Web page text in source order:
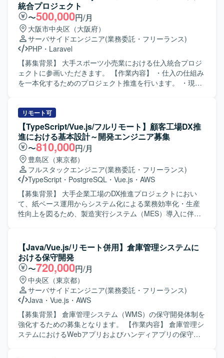
や依頼内容をプロンプトへ構造化し実装へつなげるほか、
アジャイル開発体制の中で継続的なサービス改善、仕様整
理や技術的な提案、AI生成物のレビューおよび品質担保も
行っていただきます。 【求める人物像】 AI支援ツールを積
極的に活用しながら、自ら学習・改善していける方を求め
ています。アジャイルな開発スタイルに柔軟に対応でき、
関係者と円滑にコミュニケーションを取りながら主体的に
提案・推進いただける方が望ましいです。 【ポジションの
魅力】 AI駆動開発を前提とした環境で、最新のAI支援ツー
サービス改善の効果を実感しやすく、アジャイル開発の経
験をさらに深めることができます。 【開発環境】 Vue.js /
AWS / GitHub Copilot / Scrum（アジャイル）
統合プロジェクト
〜500,000円/月
大阪市中央区（大阪府）
サーバサイドエンジニア(業務委託・フリーランス)
PHP ・ Laravel
【募集背景】 大手スポーツ小売業における仕入統合プロジ
ェクトに参画いただきます。 【作業内容】 ・仕入の仕組み
を一本化するためのプロジェクト推進を行います。 ・現行
保を行います。 ・仕入データの統合作業を実施します。
【求める人物像】 ・基幹システムや周辺サブシステムの構
造理解に主体的に取り組める方を求めています。 ・データ
整合性に留意しながら粘り強く業務を遂行できる方を求め
ています。 【ポジションの魅力】 ・大規模小売業の仕入業
務全体を俯瞰しながら統合プロジェクトに携わることがで
きます。 ・複数システム間のデータ連携・統合の経験を積
むことができます。 【開発環境】 ・PHP（Laravel） ・
Vue.js
リモート可
【TypeScript/Vue.js/フルリモート】顧客工場DX推
進における基本設計～開発エンジニア募集
〜810,000円/月
豊島区（東京都）
フルスタックエンジニア(業務委託・フリーランス)
TypeScript ・ PostgreSQL ・ Vue.js ・ AWS
【募集背景】 大手企業工場のDX推進プロジェクトにおい
て、紙ベース運用からシステム化による業務効率化・生産
性向上を図るため、製造実行システム（MES）導入に伴う
だきます。製造実行システム（MES）導入フェーズにおけ
る基本設計からテストまでの工程を担当し、必要に応じて
顧客との打合せにも参加いただきます。既に参画している
PM/PLおよびBPメンバーと連携しながら、現場帳票の業務
を理解したうえでシステム要件への落とし込みや実装を進
めていただきます。 【求める人物像】 製造業の業務や現場
帳票の役割を理解しながら、自ら主体的に課題を整理し提
案・実装までつなげられる方を求めております。チームメ
ンバーや顧客と円滑にコミュニケーションを取りつつ、基
本設計以降の工程を着実に推進いただける方が望ましいで
【Java/Vue.js/リモート併用】倉庫管理システムに
おける保守開発
〜720,000円/月
中央区（東京都）
サーバサイドエンジニア(業務委託・フリーランス)
Java ・ Vue.js ・ AWS
【募集背景】 倉庫管理システム（WMS）の保守開発体制を
強化するための募集となります。 【作業内容】 倉庫管理シ
ステムにおけるWebアプリおよびハンディアプリの保守開